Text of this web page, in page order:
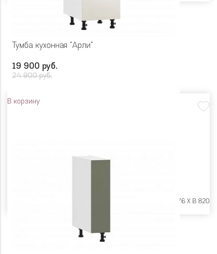
Тумба кухонная "Арли"
19 900 руб.
24 900 руб.
В корзину
Ш 400 X Г 576 X В 820